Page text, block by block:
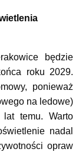
będzie
roku 2029.
ponieważ
na ledowe)
temu. Warto
nadal
opraw